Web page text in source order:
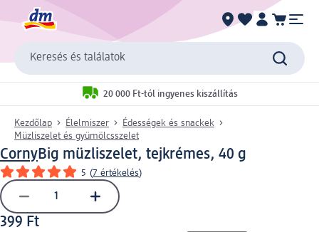
Keresés és találatok
20 000 Ft-tól ingyenes kiszállítás
Kezdőlap Élelmiszer
Édességek és snackek
Müzliszelet és gyümölcsszelet
CornyBig müzliszelet, tejkrémes, 40 g
5 (7 értékelés)
399 Ft